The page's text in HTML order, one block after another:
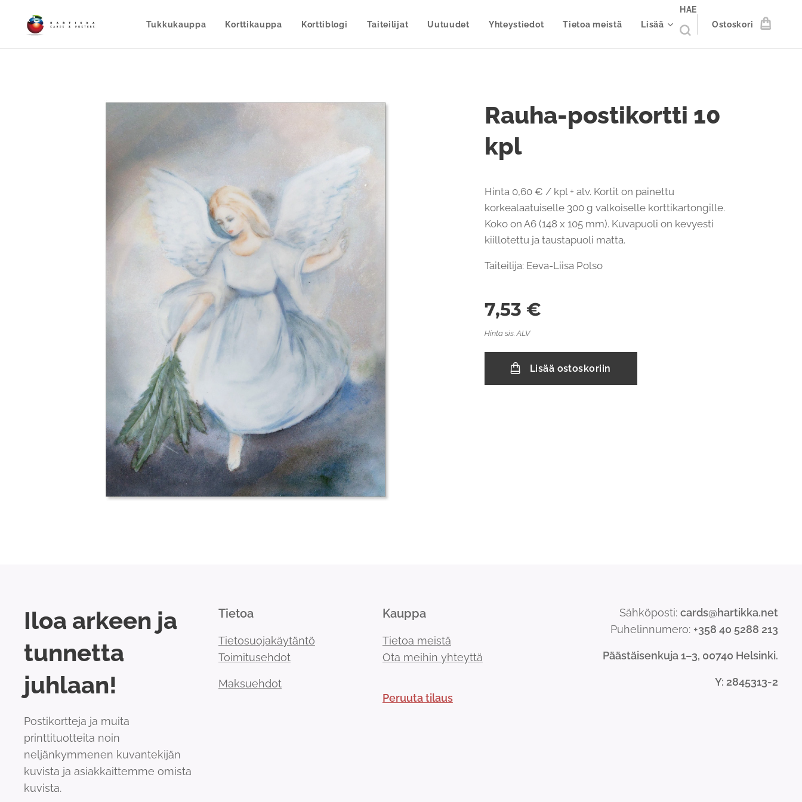
Tukkukauppa Korttikauppa Korttiblogi Taiteilijat Uutuudet Yhteystiedot Tietoa meistä Lisää
HAE
Ostoskori
Rauha-postikortti 10
kpl
Hinta 0,60 € / kpl + alv. Kortit on painettu
korkealaatuiselle 300 g valkoiselle korttikartongille.
Koko on A6 (148 x 105 mm). Kuvapuoli on kevyesti
kiillotettu ja taustapuoli matta.
Taiteilija: Eeva-Liisa Polso
7,53 €
Hinta sis. ALV
Lisää ostoskoriin
Iloa arkeen ja
tunnetta
juhlaan!
Postikortteja ja muita
printtituotteita noin
neljänkymmenen kuvantekijän
kuvista ja asiakkaittemme omista
kuvista.
Tietoa
Tietosuojakäytäntö
Toimitusehdot
Maksuehdot
Kauppa
Tietoa meistä
Ota meihin yhteyttä
Peruuta tilaus
Sähköposti: cards@hartikka.net
Puhelinnumero: +358 40 5288 213
Päästäisenkuja 1–3, 00740 Helsinki.
Y: 2845313-2